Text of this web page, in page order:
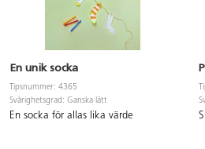
En unik socka
Tipsnummer: 4365
Svårighetsgrad: Ganska lätt
En socka för allas lika värde